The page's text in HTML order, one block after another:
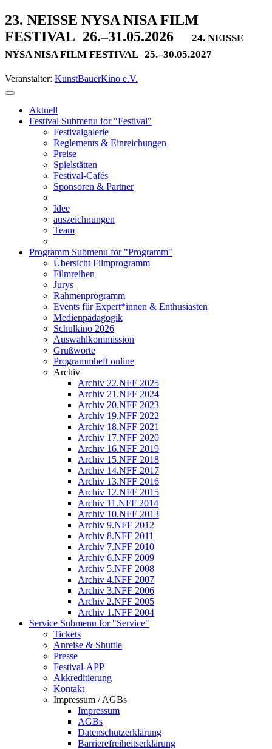
23. NEISSE NYSA NISA FILM
FESTIVAL 26.–31.05.2026
24. NEISSE
NYSA NISA FILM FESTIVAL 25.–30.05.2027
Veranstalter: KunstBauerKino e.V.
Aktuell
Festival Submenu for "Festival"
Festivalgalerie
Reglements & Einreichungen
Preise
Spielstätten
Festival-Cafés
Sponsoren & Partner
Idee
auszeichnungen
Team
Programm Submenu for "Programm"
Übersicht Filmprogramm
Filmreihen
Jurys
Rahmenprogramm
Events für Expert*innen & Enthusiasten
Medienpädagogik
Schulkino 2026
Auswahlkommission
Grußworte
Programmheft online
Archiv
Archiv 22.NFF 2025
Archiv 21.NFF 2024
Archiv 20.NFF 2023
Archiv 19.NFF 2022
Archiv 18.NFF 2021
Archiv 17.NFF 2020
Archiv 16.NFF 2019
Archiv 15.NFF 2018
Archiv 14.NFF 2017
Archiv 13.NFF 2016
Archiv 12.NFF 2015
Archiv 11.NFF 2014
Archiv 10.NFF 2013
Archiv 9.NFF 2012
Archiv 8.NFF 2011
Archiv 7.NFF 2010
Archiv 6.NFF 2009
Archiv 5.NFF 2008
Archiv 4.NFF 2007
Archiv 3.NFF 2006
Archiv 2.NFF 2005
Archiv 1.NFF 2004
Service Submenu for "Service"
Tickets
Anreise & Shuttle
Presse
Festival-APP
Akkreditierung
Kontakt
Impressum / AGBs
Impressum
AGBs
Datenschutzerklärung
Barrierefreiheitserklärung